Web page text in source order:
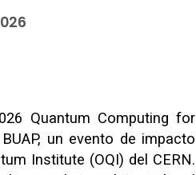
Quantum Computing for
un evento de impacto
Institute (OQI) del CERN.